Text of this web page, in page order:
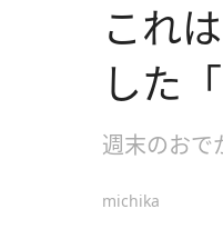
これ
した
週末のおで
michika